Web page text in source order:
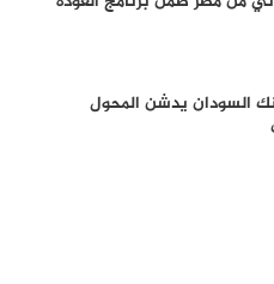
السودان يدشن المحول